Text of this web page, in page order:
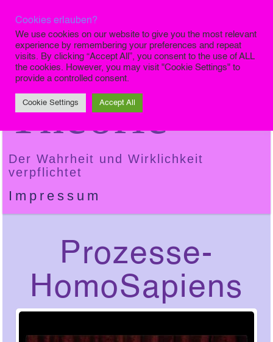
Die Finale
Theorie
Der Wahrheit und Wirklichkeit
verpflichtet
Impressum
Prozesse-
HomoSapiens
Cookies erlauben?
We use cookies on our website to give you the most relevant
experience by remembering your preferences and repeat
visits. By clicking “Accept All”, you consent to the use of ALL
the cookies. However, you may visit "Cookie Settings" to
provide a controlled consent.
Cookie Settings Accept All